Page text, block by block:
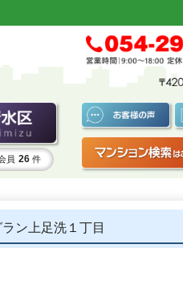
員 26 件
ン上足洗１丁目